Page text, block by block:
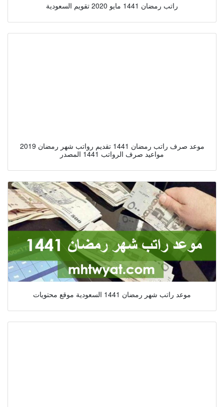
راتب رمضان 1441 مايو 2020 تقويم السعودية
موعد صرف راتب رمضان 1441 تقديم رواتب شهر رمضان 2019
مواعيد صرف الرواتب 1441 المصدر
موعد راتب شهر رمضان 1441 السعودية موقع محتويات